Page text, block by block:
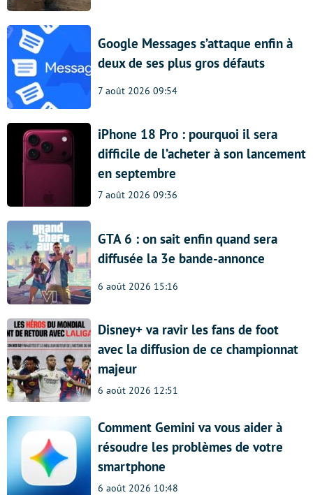
Google Messages s’attaque enfin à
deux de ses plus gros défauts
7 août 2026 09:54
iPhone 18 Pro : pourquoi il sera
difficile de l’acheter à son lancement
en septembre
7 août 2026 09:36
GTA 6 : on sait enfin quand sera
diffusée la 3e bande-annonce
6 août 2026 15:16
Disney+ va ravir les fans de foot
avec la diffusion de ce championnat
majeur
6 août 2026 12:51
Comment Gemini va vous aider à
résoudre les problèmes de votre
smartphone
6 août 2026 10:48